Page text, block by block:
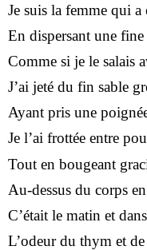
Je suis la femme qui a
En dispersant une
Comme si je le salais
J’ai jeté du fin sable
Ayant pris une
Je l’ai frottée entre
Tout en bougeant
Au-dessus du corps
C’était le matin et
L’odeur du thym et